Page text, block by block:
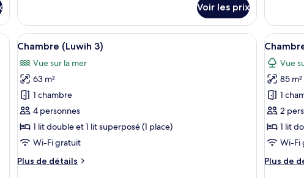
le
type
de
Villa
(Madoe)
Voir les prix
type
de
chambre
Chambre
grand lit, un baldaquin et une vue sur l’extérieur.
Afficher
toutes
les
photos
pour
ce
type
de
chambre :
Chambre
Une chambre à coucher avec un lit à
14
Chambre (Luwih 3)
Vue sur la mer
63 m²
1 chambre
4 personnes
1 lit double et 1 lit superposé (1 place)
Wi-Fi gratuit
Plus de détails
Plus
Afficher
toutes
les
photos
pour
ce
type
de
12
Vue
85 m²
1
2
1 lit
Wi-Fi
Plus de
Plus